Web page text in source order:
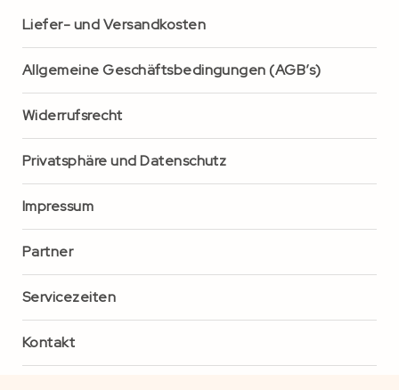
Liefer- und Versandkosten
Allgemeine Geschäftsbedingungen (AGB’s)
Widerrufsrecht
Privatsphäre und Datenschutz
Impressum
Partner
Servicezeiten
Kontakt